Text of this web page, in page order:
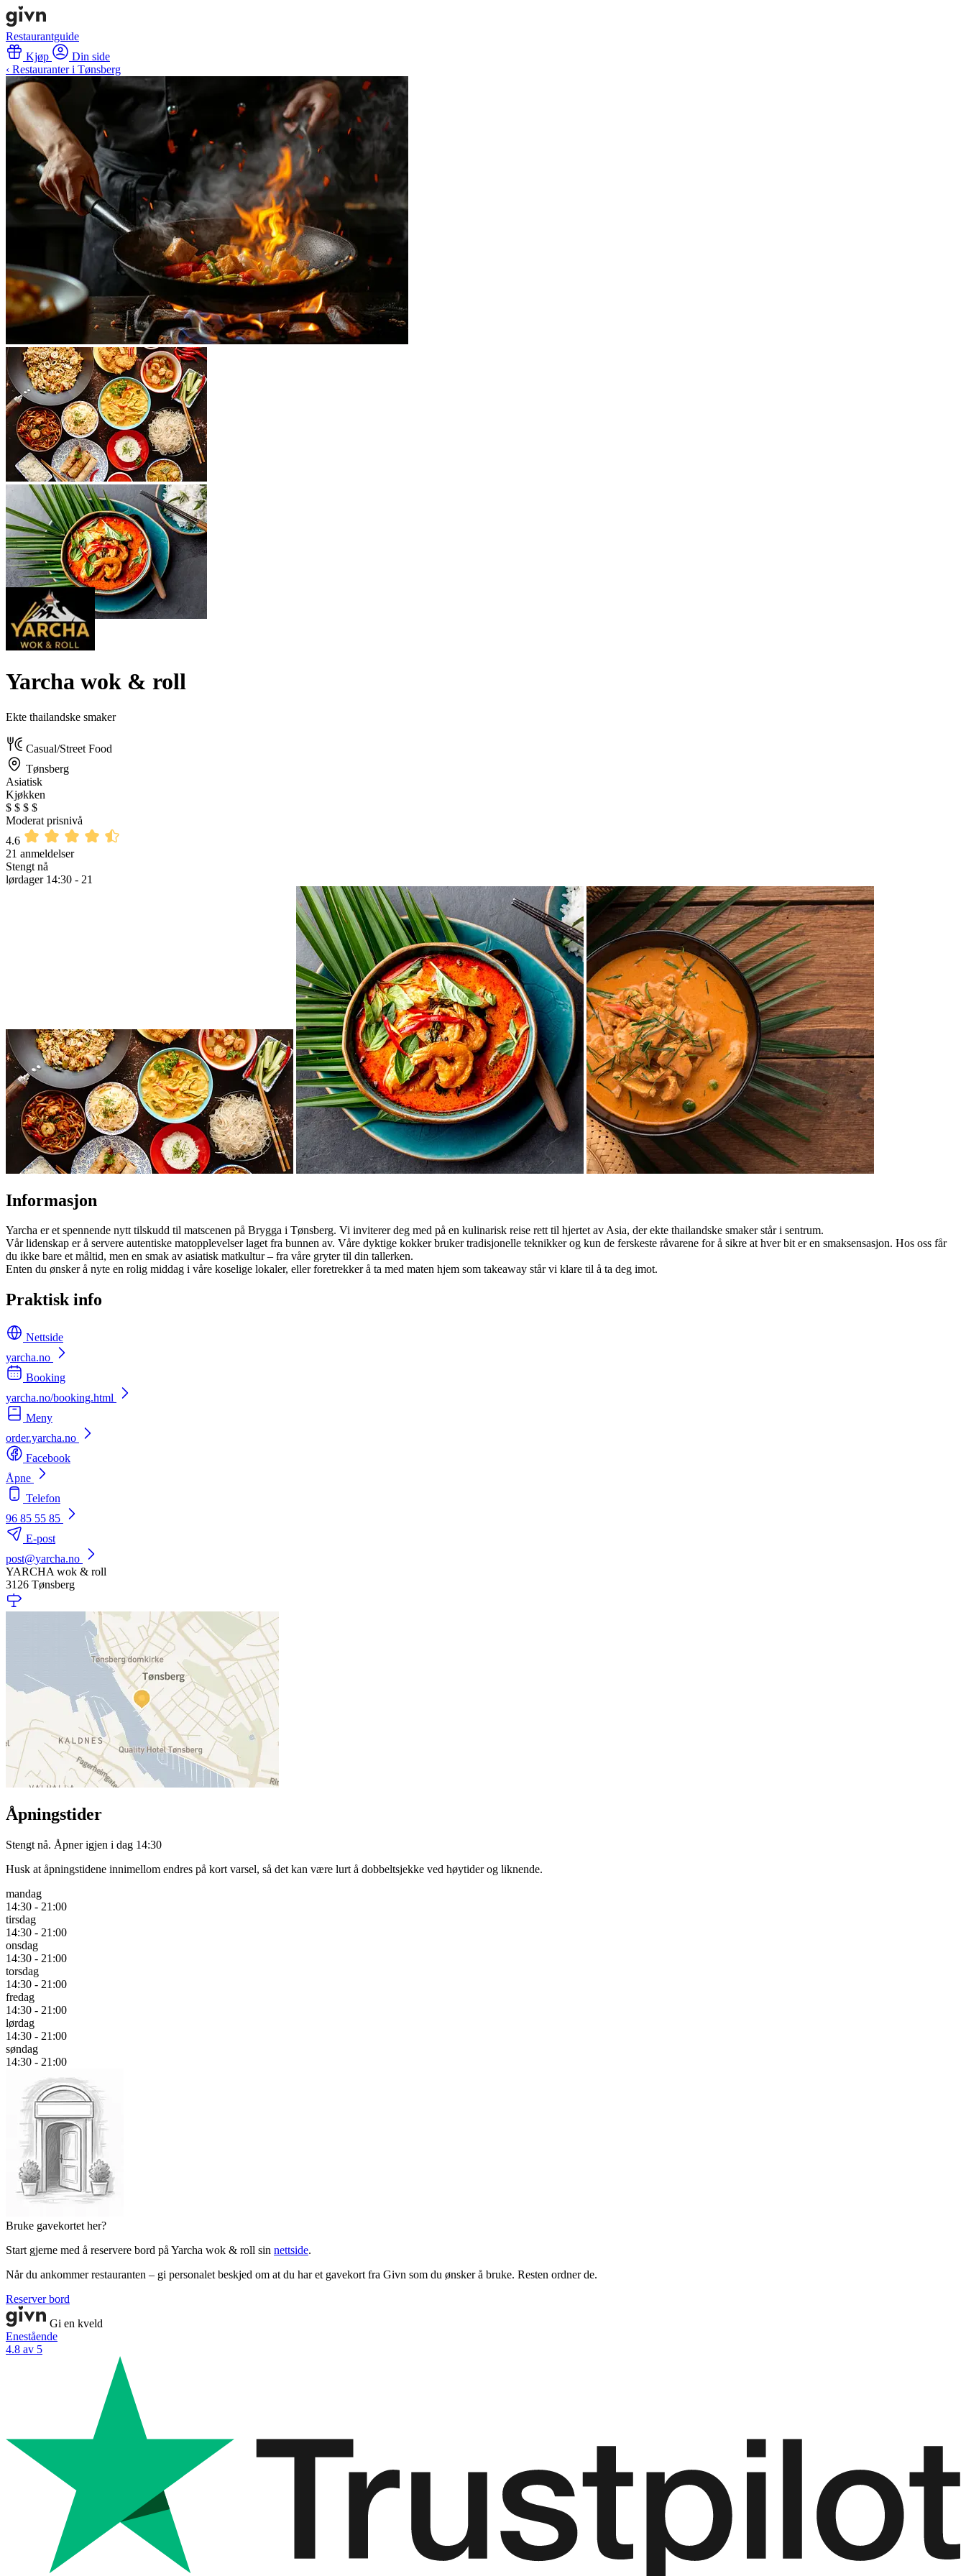
Restaurantguide
Kjøp
Din side
‹ Restauranter i Tønsberg
Yarcha wok & roll
Ekte thailandske smaker
Casual/Street Food
Tønsberg
Asiatisk
Kjøkken
$ $ $ $
Moderat prisnivå
4.6
21 anmeldelser
Stengt nå
lørdager 14:30 - 21
Informasjon
Yarcha er et spennende nytt tilskudd til matscenen på Brygga i Tønsberg. Vi inviterer deg med på en kulinarisk reise rett til hjertet av Asia, der ekte thailandske smaker står i sentrum.
Vår lidenskap er å servere autentiske matopplevelser laget fra bunnen av. Våre dyktige kokker bruker tradisjonelle teknikker og kun de ferskeste råvarene for å sikre at hver bit er en smaksensasjon. Hos oss får
du ikke bare et måltid, men en smak av asiatisk matkultur – fra våre gryter til din tallerken.
Enten du ønsker å nyte en rolig middag i våre koselige lokaler, eller foretrekker å ta med maten hjem som takeaway står vi klare til å ta deg imot.
Praktisk info
Nettside
yarcha.no
Booking
yarcha.no/booking.html
Meny
order.yarcha.no
Facebook
Åpne
Telefon
96 85 55 85
E-post
post@yarcha.no
YARCHA wok & roll
3126 Tønsberg
Åpningstider
Stengt nå. Åpner igjen i dag 14:30
Husk at åpningstidene innimellom endres på kort varsel, så det kan være lurt å dobbeltsjekke ved høytider og liknende.
mandag
14:30 - 21:00
tirsdag
14:30 - 21:00
onsdag
14:30 - 21:00
torsdag
14:30 - 21:00
fredag
14:30 - 21:00
lørdag
14:30 - 21:00
søndag
14:30 - 21:00
Bruke gavekortet her?
Start gjerne med å reservere bord på Yarcha wok & roll sin nettside.
Når du ankommer restauranten – gi personalet beskjed om at du har et gavekort fra Givn som du ønsker å bruke. Resten ordner de.
Reserver bord
Gi en kveld
Enestående
4.8 av 5